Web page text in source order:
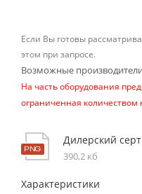
Если Вы готовы
этом при запросе.
Возможные
На часть оборудования
ограниченная количеством
Дилерский
390,2 кб
Характеристики